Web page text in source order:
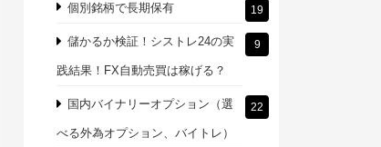
個別銘柄で長期保有 19
儲かるか検証！シストレ24の実
践結果！FX自動売買は稼げる？
9
国内バイナリーオプション（選
べる外為オプション、バイトレ）
22